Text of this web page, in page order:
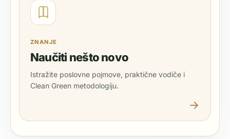
ZNANJE
Naučiti nešto novo
Istražite poslovne pojmove, praktične vodiče i
Clean Green metodologiju.